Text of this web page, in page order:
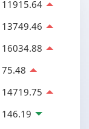
11915.64
13749.46
16034.88
75.48
14719.75
146.19